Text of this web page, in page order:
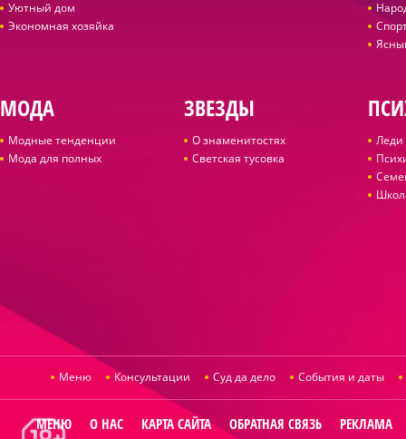
Уютный дом
Экономная хозяйка
МОДА
Модные тенденции
Мода для полных
ЗВЕЗДЫ
О знаменитостях
Светская тусовка
Леди
Меню Консультации Суд да дело События и даты
МЕНЮ О НАС КАРТА САЙТА ОБРАТНАЯ СВЯЗЬ РЕКЛАМА